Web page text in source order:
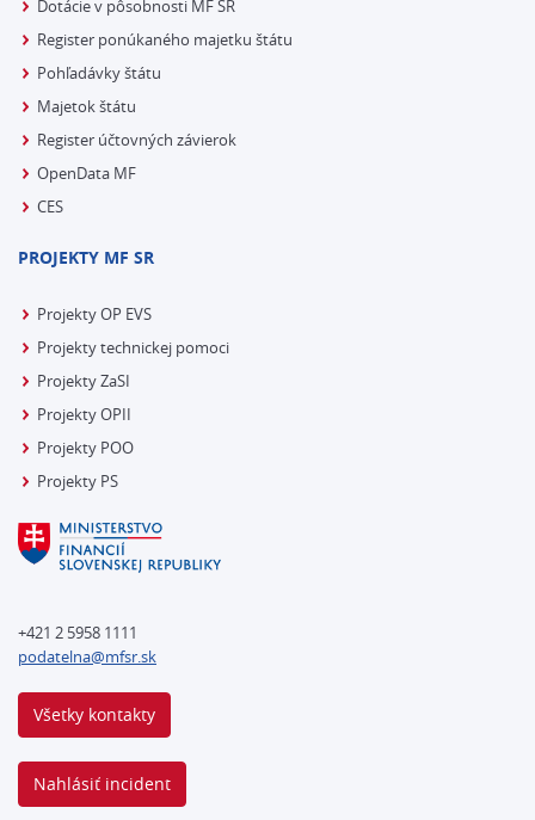
Dotácie v pôsobnosti MF SR
Register ponúkaného majetku štátu
Pohľadávky štátu
Majetok štátu
Register účtovných závierok
OpenData MF
CES
PROJEKTY MF SR
Projekty OP EVS
Projekty technickej pomoci
Projekty ZaSI
Projekty OPII
Projekty POO
Projekty PS
+421 2 5958 1111
podatelna@mfsr.sk
Všetky kontakty
Nahlásiť incident